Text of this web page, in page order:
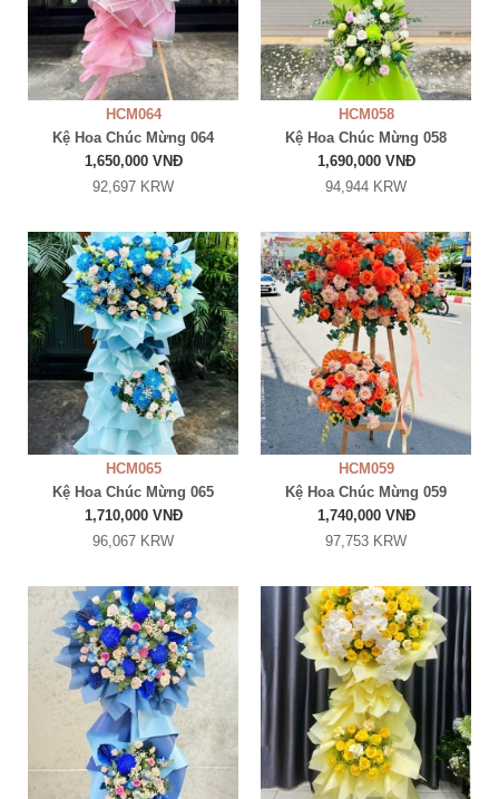
HCM064
Kệ Hoa Chúc Mừng 064
1,650,000 VNĐ
92,697 KRW
HCM058
Kệ Hoa Chúc Mừng 058
1,690,000 VNĐ
94,944 KRW
HCM065
Kệ Hoa Chúc Mừng 065
1,710,000 VNĐ
96,067 KRW
HCM059
Kệ Hoa Chúc Mừng 059
1,740,000 VNĐ
97,753 KRW